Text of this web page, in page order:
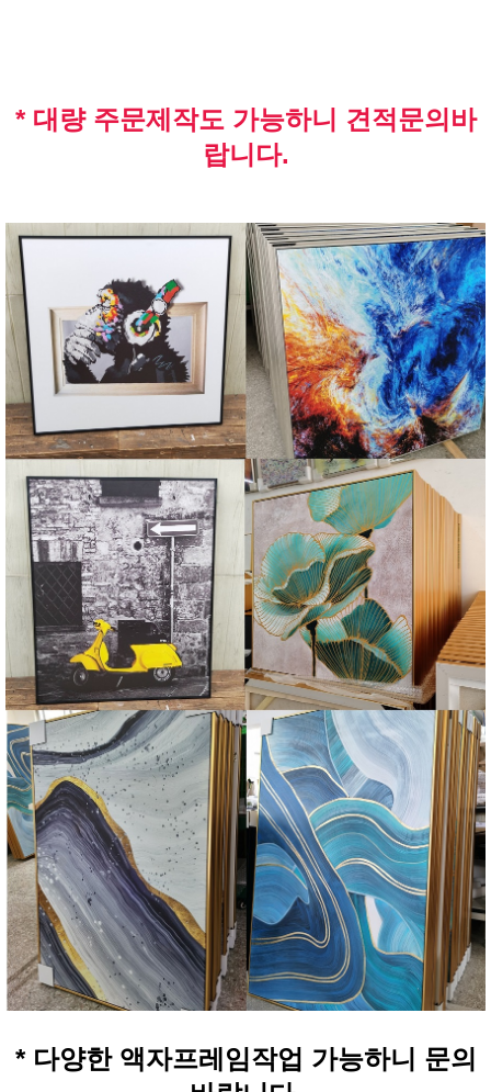
* 대량 주문제작도 가능하니 견적문의바
랍니다.
* 다양한 액자프레임작업 가능하니 문의